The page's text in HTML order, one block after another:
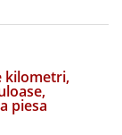
kilometri,
piesa